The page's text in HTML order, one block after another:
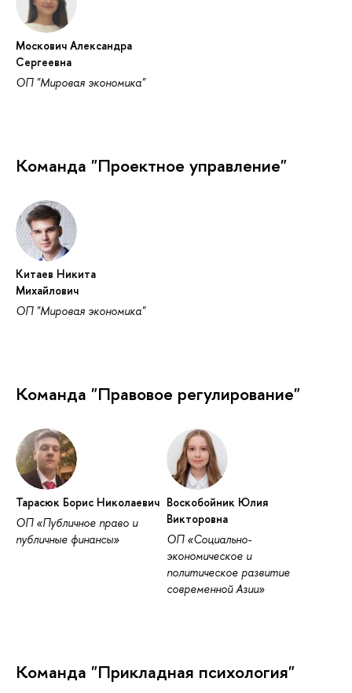
Москович Александра
Сергеевна
ОП "Мировая экономика"
Команда "Проектное управление"
Китаев Никита
Михайлович
ОП "Мировая экономика"
Команда "Правовое регулирование"
Тарасюк Борис Николаевич
ОП «Публичное право и
публичные финансы»
Воскобойник Юлия
Викторовна
ОП «Социально-
экономическое и
политическое развитие
современной Азии»
Команда "Прикладная психология"